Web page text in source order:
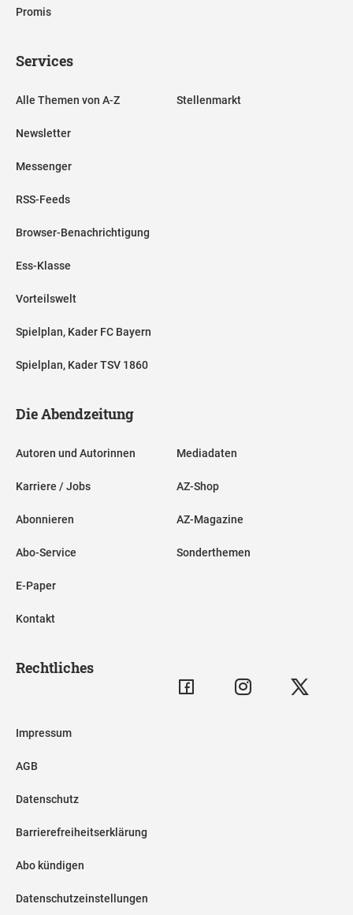
Promis
Services
Alle Themen von A-Z
Newsletter
Messenger
RSS-Feeds
Browser-Benachrichtigung
Ess-Klasse
Vorteilswelt
Spielplan, Kader FC Bayern
Spielplan, Kader TSV 1860
Stellenmarkt
Die Abendzeitung
Autoren und Autorinnen
Karriere / Jobs
Abonnieren
Abo-Service
E-Paper
Kontakt
Mediadaten
AZ-Shop
AZ-Magazine
Sonderthemen
Rechtliches
Impressum
AGB
Datenschutz
Barrierefreiheitserklärung
Abo kündigen
Datenschutzeinstellungen